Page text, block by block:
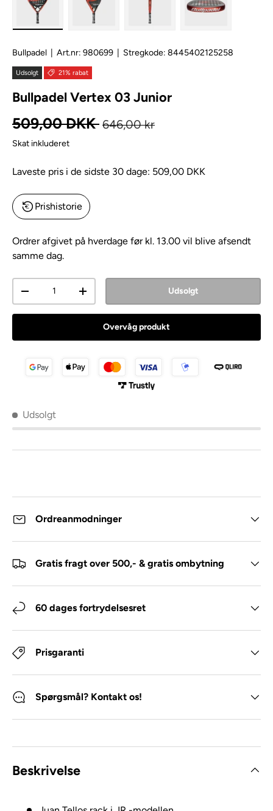
Bullpadel Art.nr: 980699 Stregkode: 8445402125258
Udsolgt 21% rabat
Bullpadel Vertex 03 Junior
Kampagnepris
509,00 DKK Normal pris
646,00 kr
Skat inkluderet
Laveste pris i de sidste 30 dage: 509,00 DKK
Prishistorie
Ordrer afgivet på hverdage før kl. 13.00 vil blive afsendt
samme dag.
Udsolgt
Overvåg produkt
Udsolgt
Ordreanmodninger
Gratis fragt over 500,- & gratis ombytning
60 dages fortrydelsesret
Prisgaranti
Spørgsmål? Kontakt os!
Beskrivelse